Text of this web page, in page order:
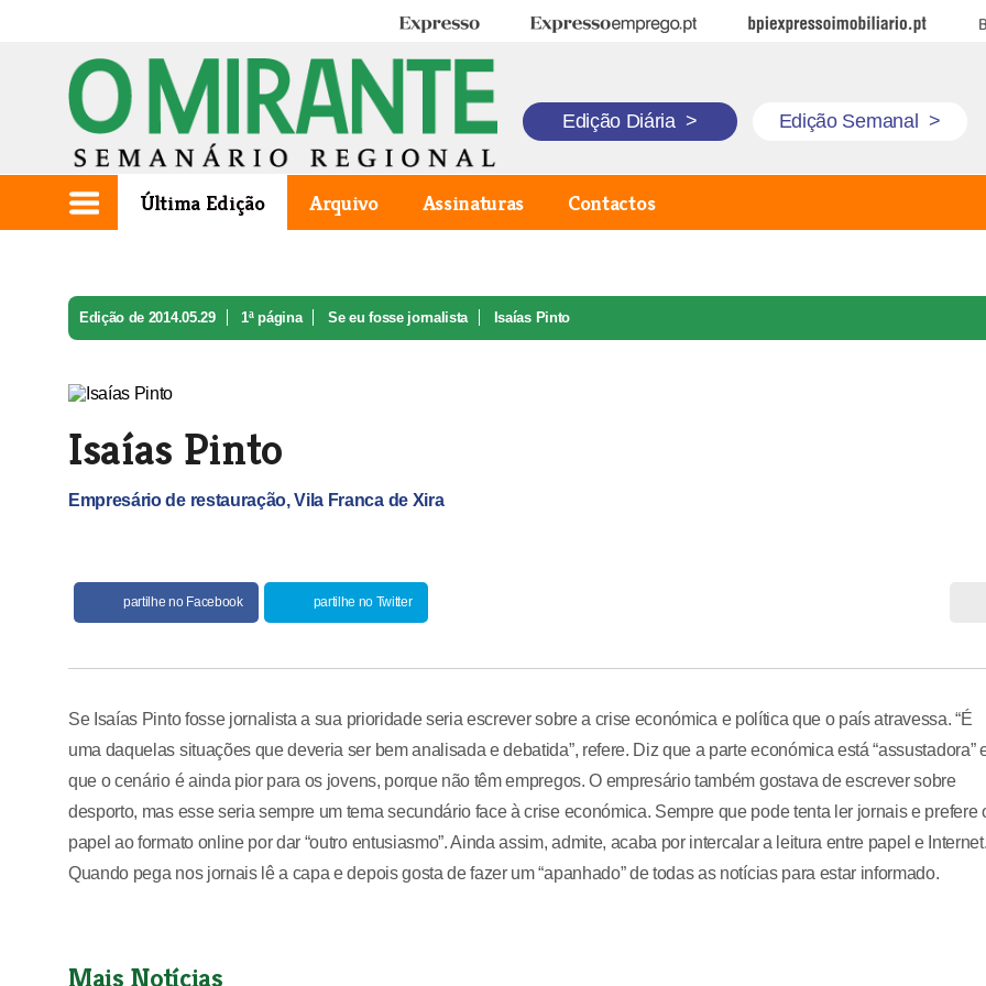
Expresso Expresso Emprego BPI Expresso Imobiliário
Edição Diária > Edição Semanal >
Última Edição Arquivo Assinaturas Contactos
Edição de 2014.05.29 1ª página Se eu fosse jornalista Isaías Pinto
Isaías Pinto
Empresário de restauração, Vila Franca de Xira
partilhe no Facebook partilhe no Twitter
Se Isaías Pinto fosse jornalista a sua prioridade seria escrever sobre a crise económica e política que o país atravessa. “É
uma daquelas situações que deveria ser bem analisada e debatida”, refere. Diz que a parte económica está “assustadora”
que o cenário é ainda pior para os jovens, porque não têm empregos. O empresário também gostava de escrever sobre
desporto, mas esse seria sempre um tema secundário face à crise económica. Sempre que pode tenta ler jornais e prefere
papel ao formato online por dar “outro entusiasmo”. Ainda assim, admite, acaba por intercalar a leitura entre papel e Internet.
Quando pega nos jornais lê a capa e depois gosta de fazer um “apanhado” de todas as notícias para estar informado.
Mais Notícias